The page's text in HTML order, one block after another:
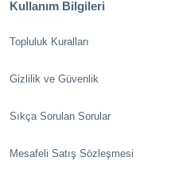
Kullanım Bilgileri
Topluluk Kuralları
Gizlilik ve Güvenlik
Sıkça Sorulan Sorular
Mesafeli Satış Sözleşmesi